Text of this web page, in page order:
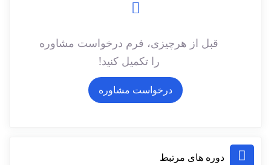
قبل از هرچیزی، فرم درخواست مشاوره
را تکمیل کنید!
درخواست مشاوره
دوره های مرتبط